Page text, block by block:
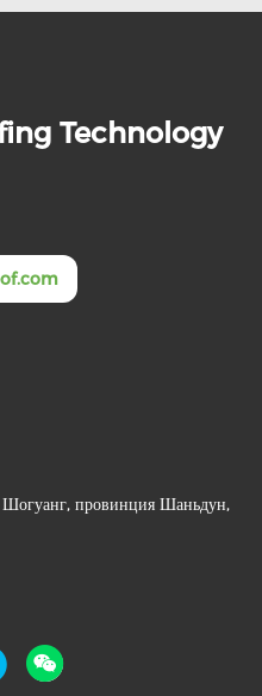
Technology
Шогуанг, провинция Шаньдун,